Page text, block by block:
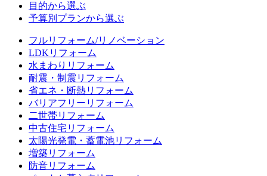
目的から選ぶ
予算別プランから選ぶ
フルリフォーム/リノベーション
LDKリフォーム
水まわりリフォーム
耐震・制震リフォーム
省エネ・断熱リフォーム
バリアフリーリフォーム
二世帯リフォーム
中古住宅リフォーム
太陽光発電・蓄電池リフォーム
増築リフォーム
防音リフォーム